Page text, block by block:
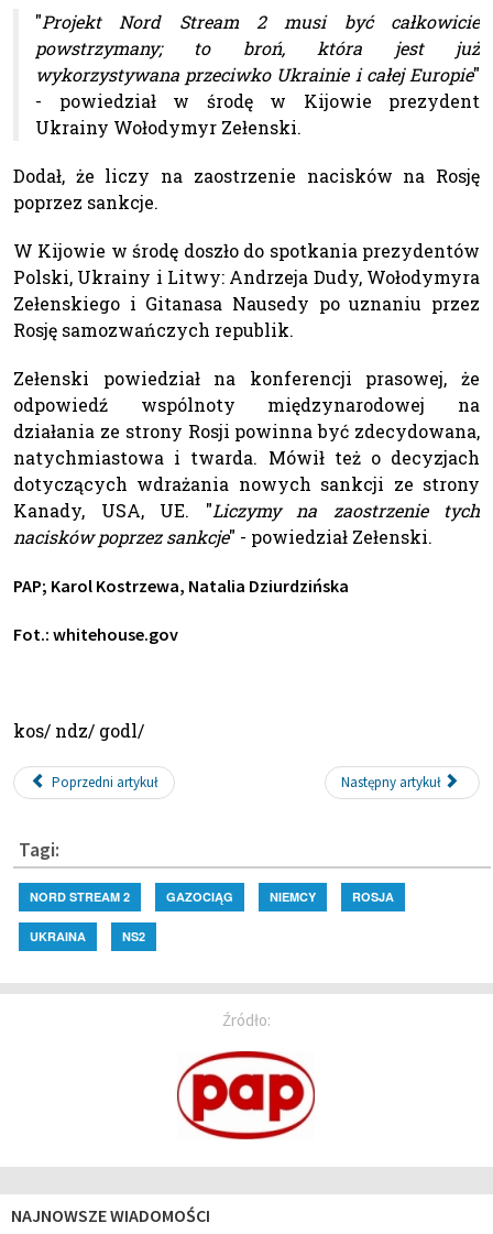
"Projekt Nord Stream 2 musi być całkowicie
powstrzymany; to broń, która jest już
wykorzystywana przeciwko Ukrainie i całej Europie"
- powiedział w środę w Kijowie prezydent
Ukrainy Wołodymyr Zełenski.
Dodał, że liczy na zaostrzenie nacisków na Rosję
poprzez sankcje.
W Kijowie w środę doszło do spotkania prezydentów
Polski, Ukrainy i Litwy: Andrzeja Dudy, Wołodymyra
Zełenskiego i Gitanasa Nausedy po uznaniu przez
Rosję samozwańczych republik.
Zełenski powiedział na konferencji prasowej, że
odpowiedź wspólnoty międzynarodowej na
działania ze strony Rosji powinna być zdecydowana,
natychmiastowa i twarda. Mówił też o decyzjach
dotyczących wdrażania nowych sankcji ze strony
Kanady, USA, UE. "Liczymy na zaostrzenie tych
nacisków poprzez sankcje" - powiedział Zełenski.
PAP; Karol Kostrzewa, Natalia Dziurdzińska
Fot.: whitehouse.gov
kos/ ndz/ godl/
Poprzedni artykuł Następny artykuł
Tagi:
NORD STREAM 2 GAZOCIĄG NIEMCY ROSJA
UKRAINA NS2
Źródło:
NAJNOWSZE WIADOMOŚCI